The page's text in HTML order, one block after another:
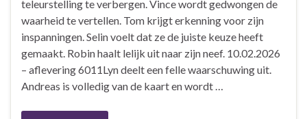
teleurstelling te verbergen. Vince wordt gedwongen de
waarheid te vertellen. Tom krijgt erkenning voor zijn
inspanningen. Selin voelt dat ze de juiste keuze heeft
gemaakt. Robin haalt lelijk uit naar zijn neef. 10.02.2026
– aflevering 6011Lyn deelt een felle waarschuwing uit.
Andreas is volledig van de kaart en wordt …